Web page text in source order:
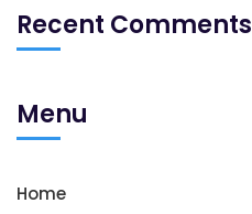
Recent Comments
Menu
Home